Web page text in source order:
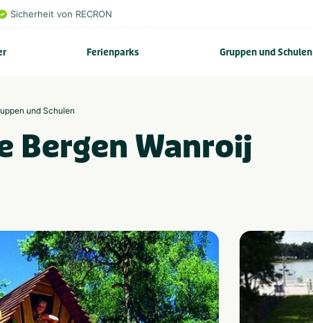
Sicherheit von RECRON
Ferienparks Gruppen und Schulen
und Schulen
Bergen Wanroij